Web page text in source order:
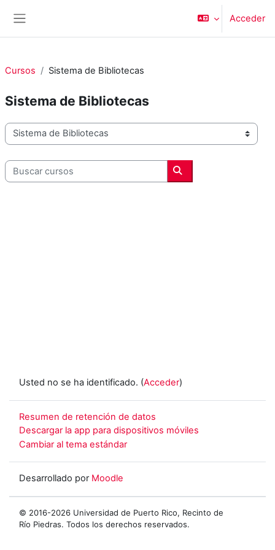
Acceder
Cursos Sistema de Bibliotecas
Sistema de Bibliotecas
Categorías
Buscar cursos
Buscar cursos
Usted no se ha identificado. (Acceder)
Resumen de retención de datos
Descargar la app para dispositivos móviles
Cambiar al tema estándar
Desarrollado por Moodle
© 2016-2026 Universidad de Puerto Rico, Recinto de
Río Piedras. Todos los derechos reservados.